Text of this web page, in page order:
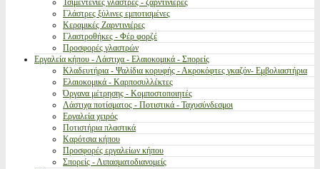
Τσιμεντένιες γλάστρες - ζαρντινιέρες
Γλάστρες ξύλινες εμποτισμένες
Κεραμικές Ζαρντινιέρες
Γλαστροθήκες - Φέρ φορζέ
Προσφορές γλαστρών
Εργαλεία κήπου - Λάστιχα - Ελαιοκομικά - Σπορείς
Κλαδευτήρια - Ψαλίδια κορυφής - Ακροκόφτες γκαζόν- Εμβολιαστήρια
Ελαιοκομικά - Καρποσυλλέκτες
Όργανα μέτρησης - Κομποστοποιητές
Λάστιχα ποτίσματος - Ποτιστικά - Ταχυσύνδεσμοι
Εργαλεία χειρός
Ποτιστήρια πλαστικά
Καρότσια κήπου
Προσφορές εργαλείων κήπου
Σπορείς - Λιπασματοδιανομείς